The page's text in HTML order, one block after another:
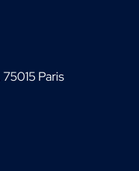
Paris